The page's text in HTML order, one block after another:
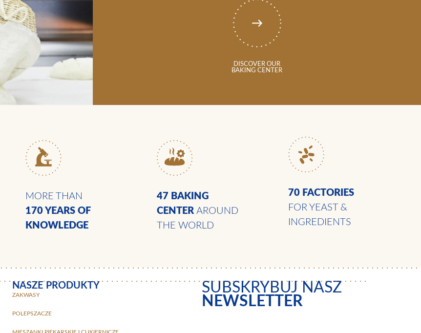
DISCOVER OUR
BAKING CENTER
MORE THAN
170 YEARSOF
KNOWLEDGE
47 BAKING
CENTERAROUND
THE WORLD
70 FACTORIES
FOR YEAST &
INGREDIENTS
NASZE PRODUKTY
ZAKWASY
POLEPSZACZE
SUBSKRYBUJ NASZ
NEWSLETTER